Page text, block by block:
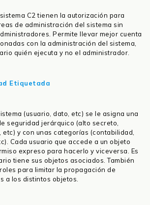
C2 tienen la autorización para
de administración del sistema sin
Permite llevar mejor cuenta
con la administración del sistema,
quién ejecuta y no el administrador.
Etiquetada
(usuario, dato, etc) se le asigna una
seguridad jerárquico (alto secreto,
y con unas categorías (contabilidad,
Cada usuario que accede a un objeto
expreso para hacerlo y viceversa. Es
tiene sus objetos asociados. También
para limitar la propagación de
a los distintos objetos.